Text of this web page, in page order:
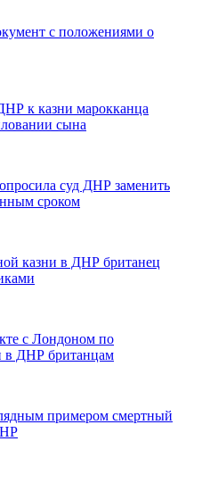
с положениями о
к казни марокканца
сына
суд ДНР заменить
сроком
казни в ДНР британец
с Лондоном по
в ДНР британцам
примером смертный